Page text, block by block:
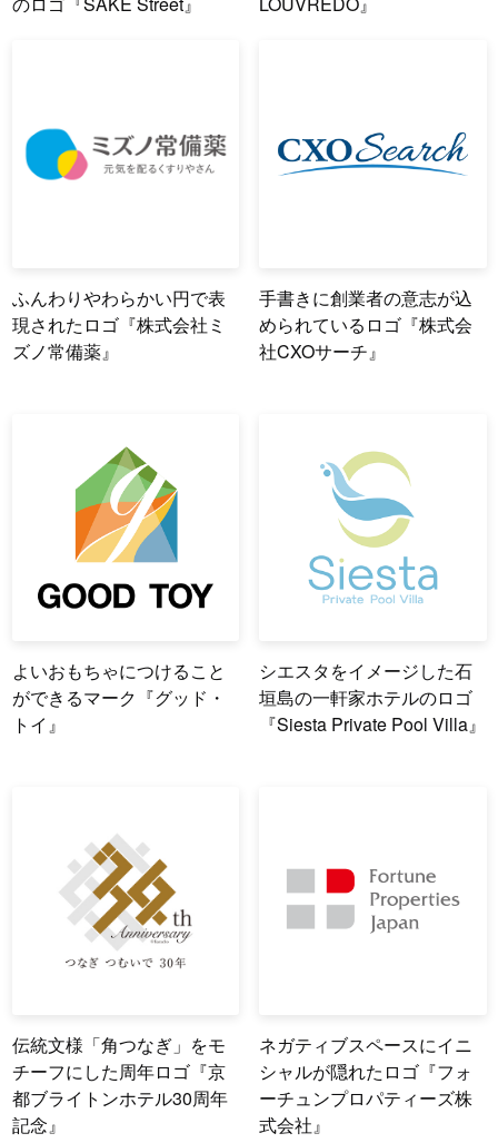
ふんわりやわらかい円で表
現されたロゴ『株式会社ミ
ズノ常備薬』
手書きに創業者の意志が込
められているロゴ『株式会
社CXOサーチ』
よいおもちゃにつけること
ができるマーク『グッド・
トイ』
シエスタをイメージした石
垣島の一軒家ホテルのロゴ
『Siesta Private Pool Villa』
伝統文様「角つなぎ」をモ
チーフにした周年ロゴ『京
都ブライトンホテル30周年
記念』
ネガティブスペースにイニ
シャルが隠れたロゴ『フォ
ーチュンプロパティーズ株
式会社』